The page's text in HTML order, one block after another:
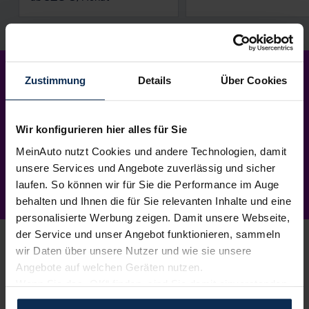
Zustimmung Details Über Cookies
Wir konfigurieren hier alles für Sie
MeinAuto nutzt Cookies und andere Technologien, damit
unsere Services und Angebote zuverlässig und sicher
laufen. So können wir für Sie die Performance im Auge
behalten und Ihnen die für Sie relevanten Inhalte und eine
personalisierte Werbung zeigen. Damit unsere Webseite,
der Service und unser Angebot funktionieren, sammeln
wir Daten über unsere Nutzer und wie sie unsere
Angebote auf welchen Geräten nutzen.
Wenn Sie das „OK“ finden, sind Sie damit einverstanden
und erlauben uns Cookies für unseren Service zu
so einfachwie nie.
1.